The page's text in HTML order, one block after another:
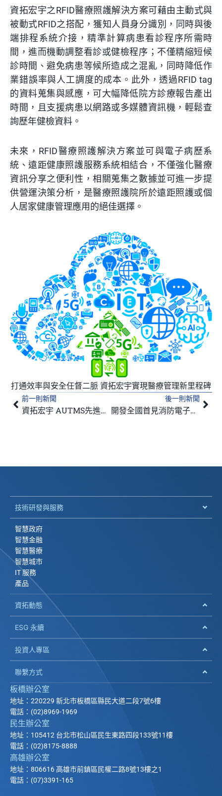
資拓宏宇之RFID醫療照護解決方案可藉由主動式與
被動式RFID之搭配，獲知人員身分識別，同時與後
端排程系統介接，精準計算病患看診程序所需時
間，進而機動調整看診或健檢程序；不僅精縮短候
診時間、避免病患等候所造成之混亂，同時降低作
業錯誤率與人工調度的成本。此外，透過RFID tag
的資料蒐集與感應，可大幅降低院方診療報告產出
時間，且支援病患以網路或多媒體資訊機，輕鬆查
詢歷年健檢資料。
未來，RFID醫療照護解決方案並可與電子病歷系
統、遠距健康照護服務系統相結合，不僅強化醫療
資訊分享之便利性，相關蒐集之數據並可進一步提
供營運決策分析，是醫療照護院所於遠距照護或個
人居家健康管理應用的絕佳選擇。
打通效率與安全任督二脈 資拓宏宇實現醫療管理新里程碑
上一頁
前一則新聞
資拓宏宇 AUTMS先進都市交通管理系統、MOTA趣遊臺北地圖 榮獲「台灣ITS/Telematics精彩100」 技術與服務優質首獎
後一則新聞
開發全國首見消防電子兵棋系統 資拓宏宇協助完成北市府百年複合型災害防救演習
下
技術研發與服務
智慧政府
智慧金融
智慧醫療
智慧城市
IT 服務
產品
資拓動態
ESG 永續
投資人專區
聯繫方式
板橋辦公室
地址：220229 新北市板橋區縣民大道二段7號6樓
電話：(02)8969-1969
民生辦公室
地址：105412 台北市松山區民生東路四段133號11樓
電話：(02)8175-8888
高雄辦公室
地址：806616 高雄市前鎮區民權二路8號13樓之1
電話：(07)3391-165